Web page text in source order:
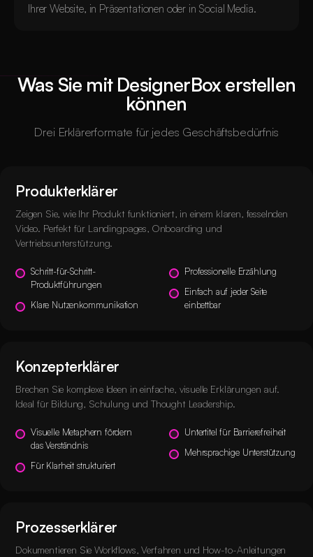
Ihrer Website, in Präsentationen oder in Social Media.
Was Sie mit DesignerBox erstellen
können
Drei Erklärerformate für jedes Geschäftsbedürfnis
Produkterklärer
Zeigen Sie, wie Ihr Produkt funktioniert, in einem klaren, fesselnden
Video. Perfekt für Landingpages, Onboarding und
Vertriebsunterstützung.
Schritt-für-Schritt-
Produktführungen
Klare Nutzenkommunikation
Professionelle Erzählung
Einfach auf jeder Seite
einbettbar
Konzepterklärer
Brechen Sie komplexe Ideen in einfache, visuelle Erklärungen auf.
Ideal für Bildung, Schulung und Thought Leadership.
Visuelle Metaphern fördern
das Verständnis
Für Klarheit strukturiert
Untertitel für Barrierefreiheit
Mehrsprachige Unterstützung
Prozesserklärer
Dokumentieren Sie Workflows, Verfahren und How-to-Anleitungen